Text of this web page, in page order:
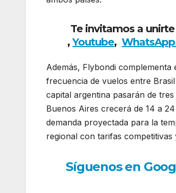
Te invitamos a
,Youtube,WhatsApp
Además, Flybondi
frecuencia de vuelos entre
capital argentina pasarán de
Buenos Aires crecerá de 14 a
demanda proyectada para la
regional con tarifas
Síguenos en